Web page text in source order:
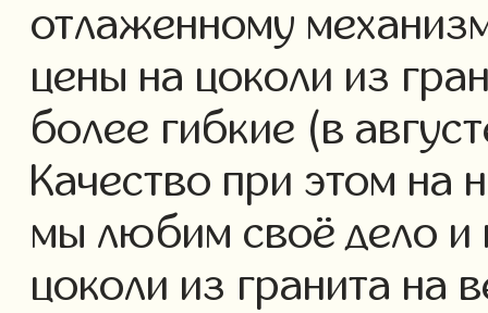
отлаженному
цены на цоколи из
более гибкие (в
Качество при этом на
мы любим своё дело и
цоколи из гранита на